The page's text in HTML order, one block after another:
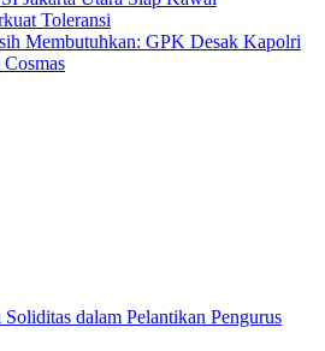
Toleransi
Membutuhkan: GPK Desak Kapolri
dalam Pelantikan Pengurus